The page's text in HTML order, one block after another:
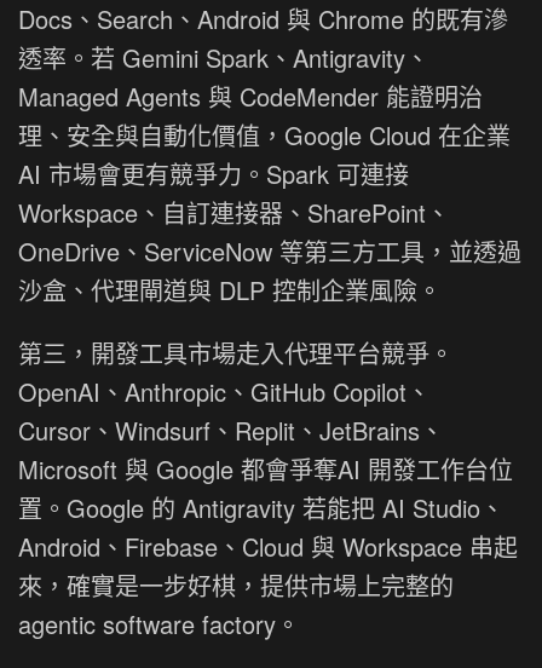
Docs、Search、Android 與 Chrome 的既有滲
透率。若 Gemini Spark、Antigravity、
Managed Agents 與 CodeMender 能證明治
理、安全與自動化價值，Google Cloud 在企業
AI 市場會更有競爭力。Spark 可連接
Workspace、自訂連接器、SharePoint、
OneDrive、ServiceNow 等第三方工具，並透過
沙盒、代理閘道與 DLP 控制企業風險。
第三，開發工具市場走入代理平台競爭。
OpenAI、Anthropic、GitHub Copilot、
Cursor、Windsurf、Replit、JetBrains、
Microsoft 與 Google 都會爭奪AI 開發工作台位
置。Google 的 Antigravity 若能把 AI Studio、
Android、Firebase、Cloud 與 Workspace 串起
來，確實是一步好棋，提供市場上完整的
agentic software factory。